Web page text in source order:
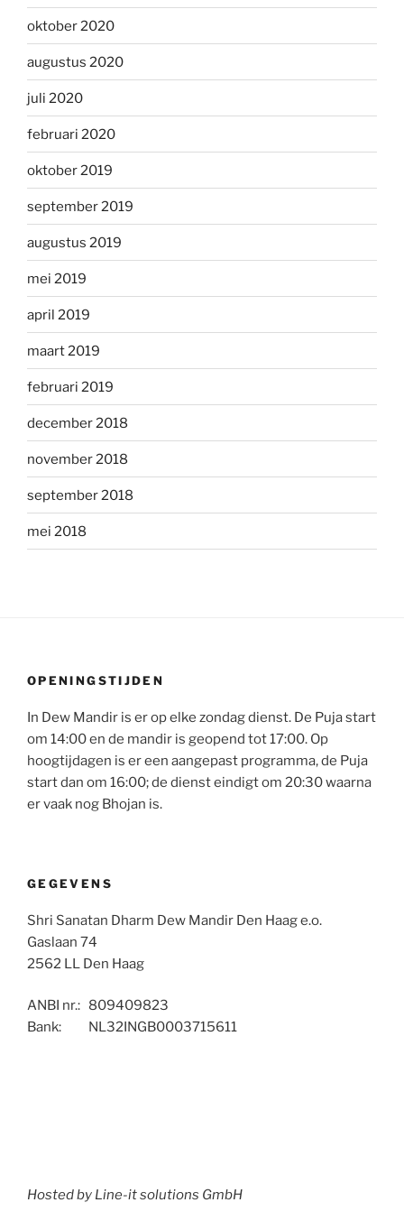
oktober 2020
augustus 2020
juli 2020
februari 2020
oktober 2019
september 2019
augustus 2019
mei 2019
april 2019
maart 2019
februari 2019
december 2018
november 2018
september 2018
mei 2018
OPENINGSTIJDEN
In Dew Mandir is er op elke zondag dienst. De Puja start
om 14:00 en de mandir is geopend tot 17:00. Op
hoogtijdagen is er een aangepast programma, de Puja
start dan om 16:00; de dienst eindigt om 20:30 waarna
er vaak nog Bhojan is.
GEGEVENS
Shri Sanatan Dharm Dew Mandir Den Haag e.o.
Gaslaan 74
2562 LL Den Haag
ANBI nr.: 809409823
Bank: NL32INGB0003715611
Hosted by Line-it solutions GmbH